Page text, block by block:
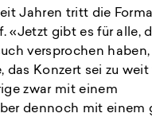
Jahren tritt die
«Jetzt gibt es für alle,
versprochen
das Konzert sei zu weit
zwar mit einem
dennoch mit einem